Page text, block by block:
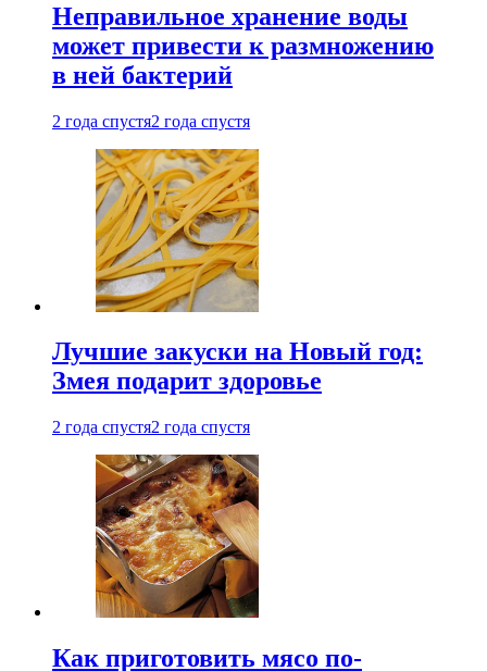
Неправильное хранение воды
может привести к размножению
в ней бактерий
2 года спустя2 года спустя
Лучшие закуски на Новый год:
Змея подарит здоровье
2 года спустя2 года спустя
Как приготовить мясо по-